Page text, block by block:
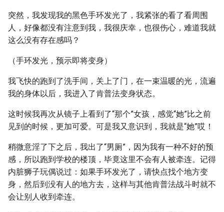
突然，我发现我的黑色手环发光了，我紧张的看了看周围
人，好像都没有注意到我，我很庆幸，也很伤心，难道我就
这么没有存在感吗？
（手环发光，预示即将变身）
我飞快的跑到了洗手间，关上了门，在一束温暖的光，流遍
我的身体以后，我进入了肯普法变身状态。
这时候我再次从镜子上看到了“那个”女孩，感觉“她”比之前
见到的时候，更加可爱。可是我又意识到，我就是“她”哎！
稍微意淫了下之后，我出了“男厕”，因为我有一种不好的预
感，所以跑到学校的楼顶，毕竟这里不会有人被牵连。记得
内脏狮子玩偶说过：如果手环发光了，请快点找个地方变
身，然后到没有人的地方去，这样与其他肯普法战斗时就不
会让别人收到牵连。